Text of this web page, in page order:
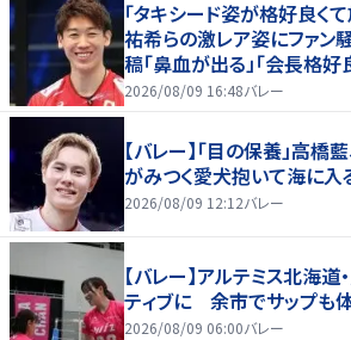
「タキシード姿が格好良く
祐希らの激レア姿にファ
稿「鼻血が出る」「会長格
好いい」
2026/08/09 16:48バレー
【バレー】「目の保養」高橋
がみつく愛犬抱いて海に入
2026/08/09 12:12バレー
【バレー】アルテミス北海道
ティブに 余市でサップも
2026/08/09 06:00バレー